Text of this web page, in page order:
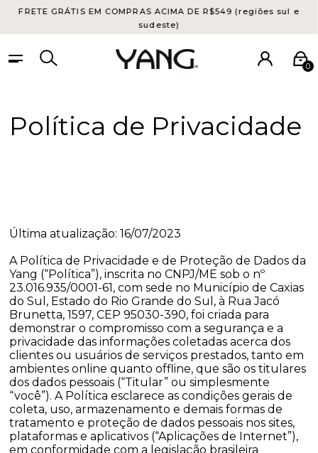
FRETE GRÁTIS EM COMPRAS ACIMA DE R$549 (regiões sul e
sudeste)
0
Política de Privacidade
Última atualização: 16/07/2023
A Política de Privacidade e de Proteção de Dados da
Yang (“Política”), inscrita no CNPJ/ME sob o nº
23.016.935/0001-61, com sede no Município de Caxias
do Sul, Estado do Rio Grande do Sul, à Rua Jacó
Brunetta, 1597, CEP 95030-390, foi criada para
demonstrar o compromisso com a segurança e a
privacidade das informações coletadas acerca dos
clientes ou usuários de serviços prestados, tanto em
ambientes online quanto offline, que são os titulares
dos dados pessoais (“Titular” ou simplesmente
“você”). A Política esclarece as condições gerais de
coleta, uso, armazenamento e demais formas de
tratamento e proteção de dados pessoais nos sites,
plataformas e aplicativos (“Aplicações de Internet”),
em conformidade com a legislação brasileira